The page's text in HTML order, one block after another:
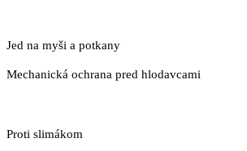
Jed na myši a potkany
Mechanická ochrana pred hlodavcami
Proti slimákom